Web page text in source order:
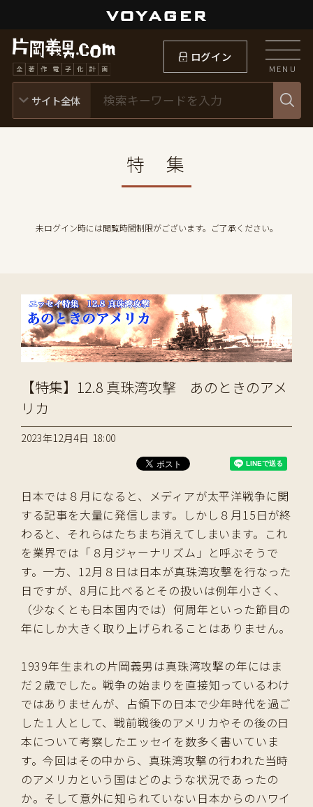
ログイン
MENU
特 集
未ログイン時には閲覧時間制限がございます。ご了承ください。
【特集】12.8 真珠湾攻撃 あのときのアメ
リカ
2023年12月4日 18:00
日本では８月になると、メディアが太平洋戦争に関
する記事を大量に発信します。しかし８月15日が終
わると、それらはたちまち消えてしまいます。これ
を業界では「８月ジャーナリズム」と呼ぶそうで
す。一方、12月８日は日本が真珠湾攻撃を行なった
日ですが、8月に比べるとその扱いは例年小さく、
（少なくとも日本国内では）何周年といった節目の
年にしか大きく取り上げられることはありません。
1939年生まれの片岡義男は真珠湾攻撃の年にはま
だ２歳でした。戦争の始まりを直接知っているわけ
ではありませんが、占領下の日本で少年時代を過ご
した１人として、戦前戦後のアメリカやその後の日
本について考察したエッセイを数多く書いていま
す。今回はその中から、真珠湾攻撃の行われた当時
のアメリカという国はどのような状況であったの
か。そして意外に知られていない日本からのハワイ